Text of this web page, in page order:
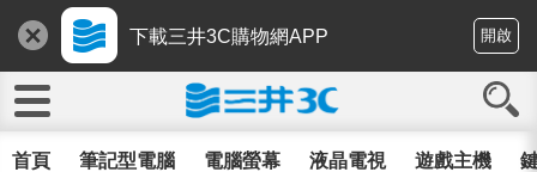
下載三井3C購物網APP 開啟
首頁 筆記型電腦 電腦螢幕 液晶電視 遊戲主機